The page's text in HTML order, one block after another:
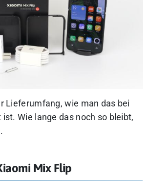
Lieferumfang, wie man das bei
Wie lange das noch so bleibt,
Mix Flip